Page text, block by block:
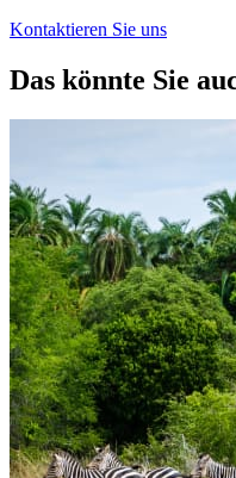
Kontaktieren Sie uns
Das könnte Sie